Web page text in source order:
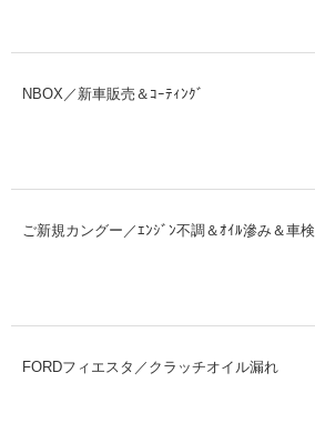
NBOX／新車販売＆ｺｰﾃｨﾝｸﾞ
ご新規カングー／ｴﾝｼﾞﾝ不調＆ｵｲﾙ滲み＆車検
FORDフィエスタ／クラッチオイル漏れ